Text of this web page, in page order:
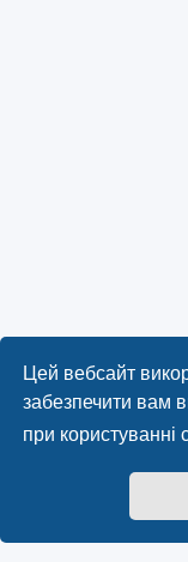
Цей вебсайт
забезпечити вам
при користуванні